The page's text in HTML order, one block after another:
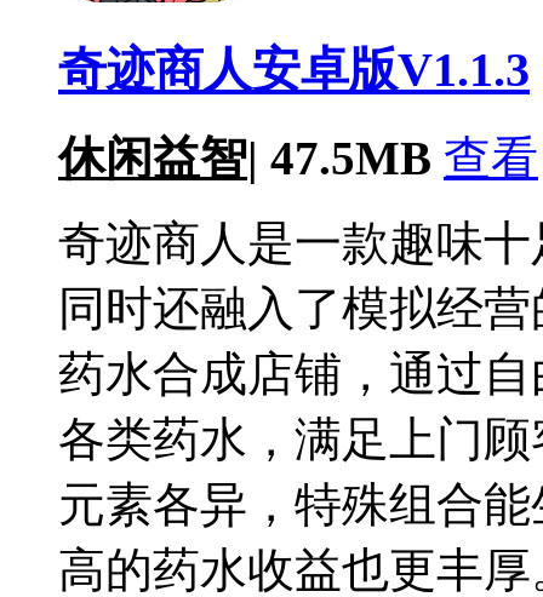
奇迹商人安卓版V1.1.3
休闲益智| 47.5MB 查看
奇迹商人是一款趣味
同时还融入了模拟经
药水合成店铺，通过
各类药水，满足上门
元素各异，特殊组合
高的药水收益也更丰